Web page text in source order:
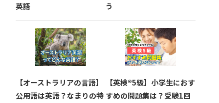
英語
う
【オーストラリアの言語】
公用語は英語？なまりの特
【英検®︎5級】小学生におす
すめの問題集は？受験1回